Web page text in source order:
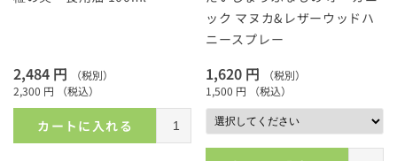
2,484 円
（税別）
2,300 円
（税込）
カートに入れる
ック マヌカ&レザーウッドハ
ニースプレー
1,620 円
（税別）
1,500 円
（税込）